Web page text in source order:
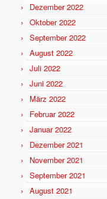
Dezember 2022
Oktober 2022
September 2022
August 2022
Juli 2022
Juni 2022
März 2022
Februar 2022
Januar 2022
Dezember 2021
November 2021
September 2021
August 2021